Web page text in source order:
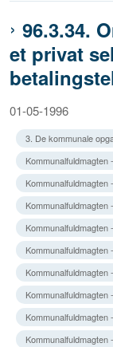
96.3.34.
et privat
01-05-1996
3. De kommunale
Kommunalfuldmagten
Kommunalfuldmagten